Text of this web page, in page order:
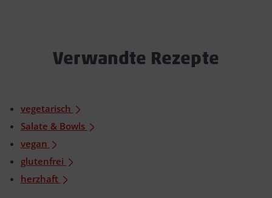
Verwandte Rezepte
vegetarisch
Salate & Bowls
vegan
glutenfrei
herzhaft